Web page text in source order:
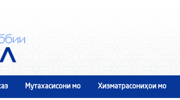
Мутахасисони мо Хизматрасониҳои мо